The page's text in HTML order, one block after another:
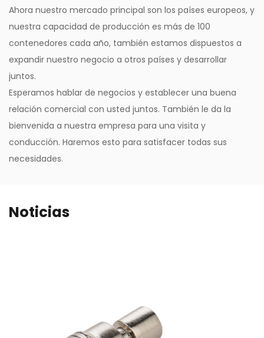
Ahora nuestro mercado principal son los países europeos, y
nuestra capacidad de producción es más de 100
contenedores cada año, también estamos dispuestos a
expandir nuestro negocio a otros países y desarrollar
juntos.
Esperamos hablar de negocios y establecer una buena
relación comercial con usted juntos. También le da la
bienvenida a nuestra empresa para una visita y
conducción. Haremos esto para satisfacer todas sus
necesidades.
Noticias